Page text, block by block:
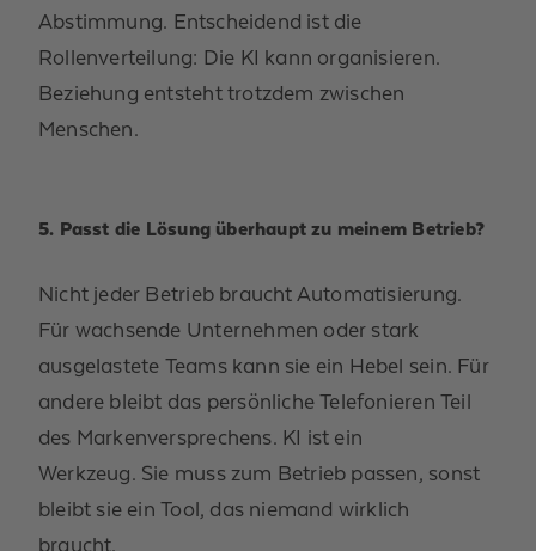
Abstimmung. Entscheidend ist die
Rollenverteilung: Die KI kann organisieren.
Beziehung entsteht trotzdem zwischen
Menschen.
5. Passt die Lösung überhaupt zu meinem Betrieb?
Nicht jeder Betrieb braucht Automatisierung.
Für wachsende Unternehmen oder stark
ausgelastete Teams kann sie ein Hebel sein. Für
andere bleibt das persönliche Telefonieren Teil
des Markenversprechens. KI ist ein
Werkzeug. Sie muss zum Betrieb passen, sonst
bleibt sie ein Tool, das niemand wirklich
braucht.